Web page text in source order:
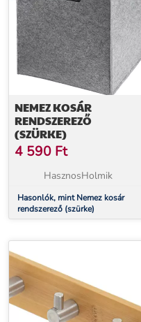
NEMEZ KOSÁR
RENDSZEREZŐ
(SZÜRKE)
4 590 Ft
HasznosHolmik
Hasonlók, mint Nemez kosár
rendszerező (szürke)